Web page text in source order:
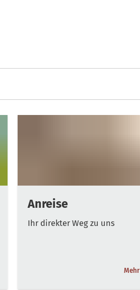
Anreise
Ihr direkter Weg zu uns
Mehr